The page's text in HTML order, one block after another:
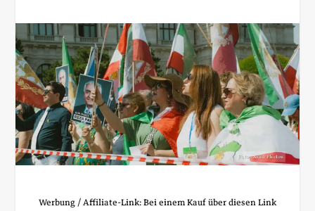
Werbung / Affiliate‑Link: Bei einem Kauf über diesen Link